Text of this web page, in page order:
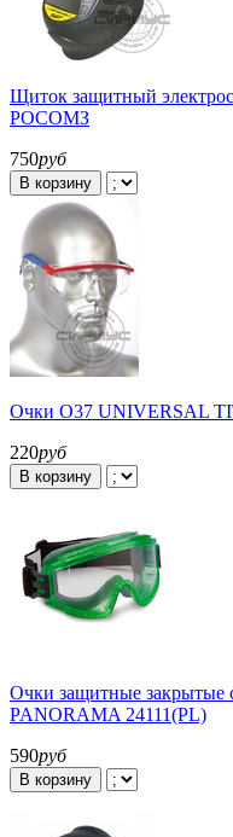
Щиток защитный
РОСОМЗ
750руб
В корзину
Очки О37 UNIVERSAL
220руб
В корзину
Очки защитные закрытые
PANORAMA 24111(PL)
590руб
В корзину